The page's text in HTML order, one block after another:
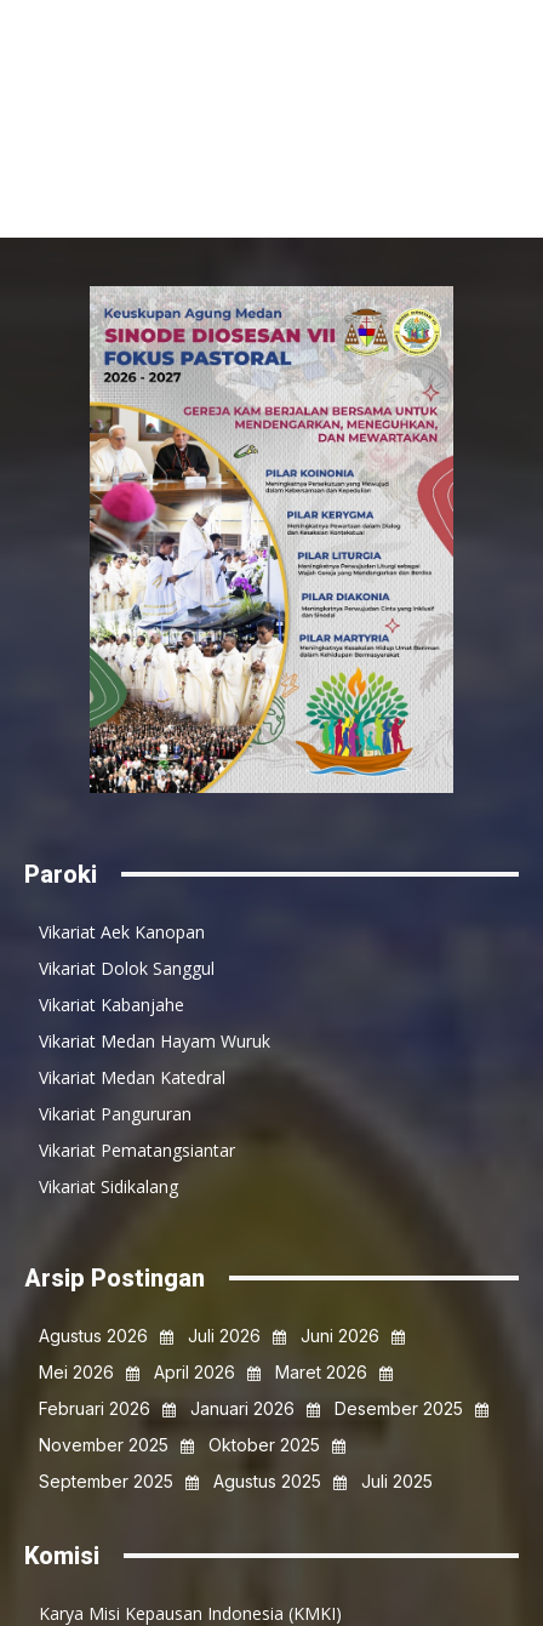
Paroki
Vikariat Aek Kanopan
Vikariat Dolok Sanggul
Vikariat Kabanjahe
Vikariat Medan Hayam Wuruk
Vikariat Medan Katedral
Vikariat Pangururan
Vikariat Pematangsiantar
Vikariat Sidikalang
Arsip Postingan
Agustus 2026 Juli 2026
Juni 2026
Mei 2026
April 2026
Maret 2026
Februari 2026
Januari 2026
Desember 2025
November 2025
Oktober 2025
September 2025
Agustus 2025 Juli 2025
Komisi
Karya Misi Kepausan Indonesia (KMKI)